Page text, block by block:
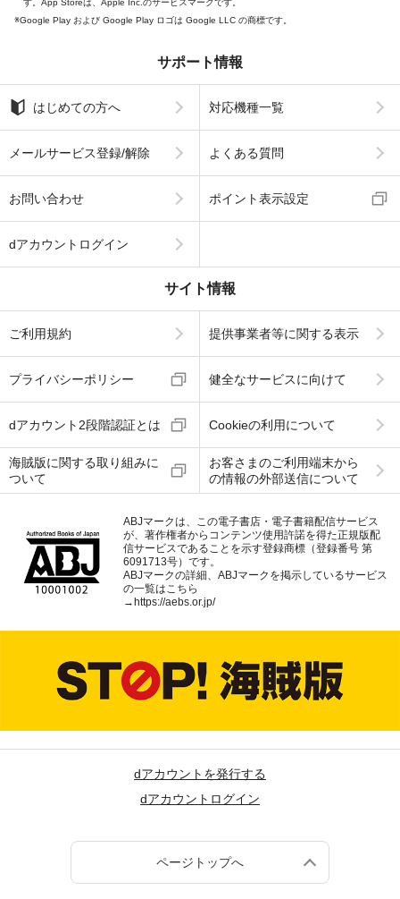
す。App Storeは、Apple Inc.のサービスマークです。
Google Play および Google Play ロゴは Google LLC の商標です。
サポート情報
はじめての方へ 対応機種一覧
メールサービス登録/解除 よくある質問
お問い合わせ ポイント表示設定
dアカウントログイン
サイト情報
ご利用規約 提供事業者等に関する表示
プライバシーポリシー 健全なサービスに向けて
dアカウント2段階認証とは Cookieの利用について
海賊版に関する取り組みに
ついて
お客さまのご利用端末から
の情報の外部送信について
ABJマークは、この電子書店・電子書籍配信サービス
が、著作権者からコンテンツ使用許諾を得た正規版配
信サービスであることを示す登録商標（登録番号 第
6091713号）です。
ABJマークの詳細、ABJマークを掲示しているサービス
の一覧はこちら
→ https://aebs.or.jp/
dアカウントを発行する
dアカウントログイン
ページトップへ